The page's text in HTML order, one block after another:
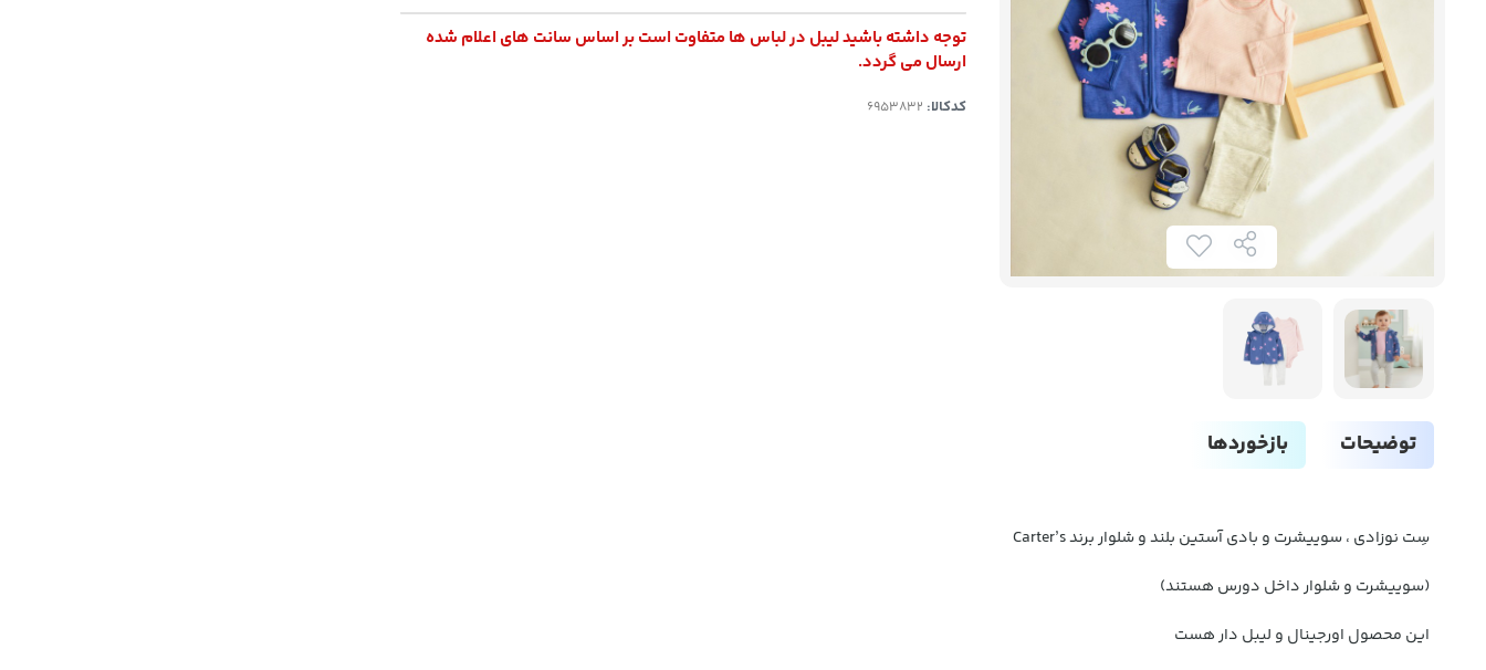
توجه داشته باشید لیبل در لباس ها متفاوت است بر اساس سانت های اعلام شده
ارسال می گردد.
کدکالا:
توضیحات بازخوردها
سِت نوزادی ، سوییشرت و بادی آستین بلند و شلوار برند Carter’s
(سوییشرت و شلوار داخل دورس هستند)
این محصول اورجینال و لیبل دار هست